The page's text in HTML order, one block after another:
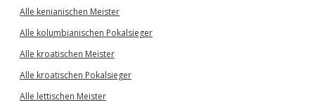
Alle kenianischen Meister
Alle kolumbianischen Pokalsieger
Alle kroatischen Meister
Alle kroatischen Pokalsieger
Alle lettischen Meister